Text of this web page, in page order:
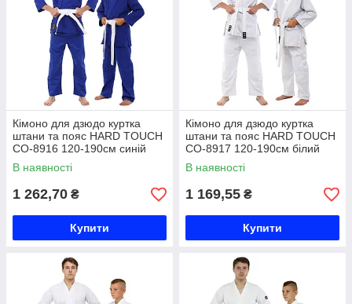
Кімоно для дзюдо куртка
штани та пояс HARD TOUCH
CO-8916 120-190см синій
Код CO-8916
В наявності
1 262,70 ₴
Купити
Кімоно для дзюдо куртка
штани та пояс HARD TOUCH
CO-8917 120-190см білий
Код CO-8917
В наявності
1 169,55 ₴
Купити